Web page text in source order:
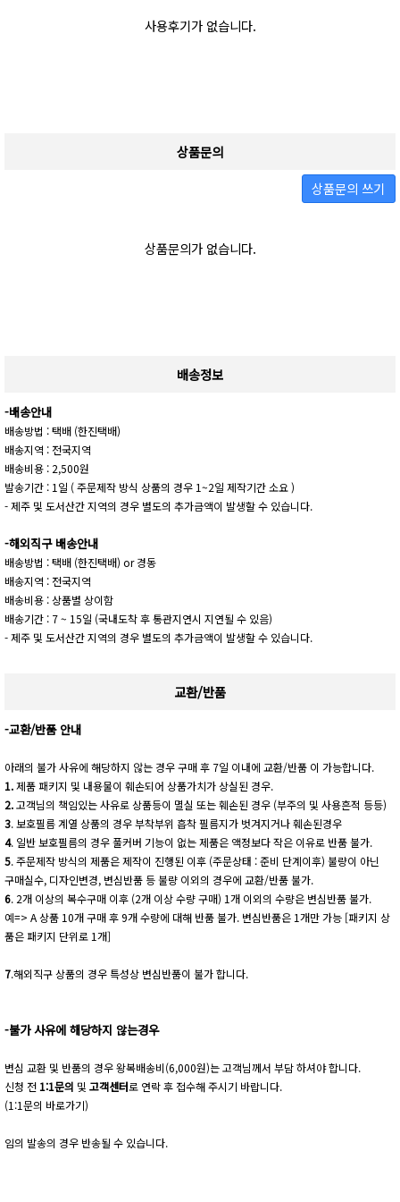
사용후기가 없습니다.
상품문의
상품문의 쓰기
상품문의가 없습니다.
배송정보
-배송안내
배송방법 : 택배 (한진택배)
배송지역 : 전국지역
배송비용 : 2,500원
발송기간 : 1일 ( 주문제작 방식 상품의 경우 1~2일 제작기간 소요 )
- 제주 및 도서산간 지역의 경우 별도의 추가금액이 발생할 수 있습니다.
-해외직구 배송안내
배송방법 : 택배 (한진택배) or 경동
배송지역 : 전국지역
배송비용 : 상품별 상이함
배송기간 : 7 ~ 15일 (국내도착 후 통관지연시 지연될 수 있음)
- 제주 및 도서산간 지역의 경우 별도의 추가금액이 발생할 수 있습니다.
교환/반품
-교환/반품 안내
아래의 불가 사유에 해당하지 않는 경우 구매 후 7일 이내에 교환/반품 이 가능합니다.
1.제품 패키지 및 내용물이 훼손되어 상품가치가 상실된 경우.
2.고객님의 책임있는 사유로 상품등이 멸실 또는 훼손된 경우 (부주의 및 사용흔적 등등)
3. 보호필름 계열 상품의 경우 부착부위 흡착 필름지가 벗겨지거나 훼손된경우
4. 일반 보호필름의 경우 풀커버 기능이 없는 제품은 액정보다 작은 이유로 반품 불가.
5. 주문제작 방식의 제품은 제작이 진행된 이후 (주문상태 : 준비 단계이후) 불량이 아닌
구매실수, 디자인변경, 변심반품 등 불량 이외의 경우에 교환/반품 불가.
6. 2개 이상의 복수구매 이후 (2개 이상 수량 구매) 1개 이외의 수량은 변심반품 불가.
예=> A 상품 10개 구매 후 9개 수량에 대해 반품 불가. 변심반품은 1개만 가능 [패키지 상
품은 패키지 단위로 1개]
7.해외직구 상품의 경우 특성상 변심반품이 불가 합니다.
-불가 사유에 해당하지 않는경우
변심 교환 및 반품의 경우 왕복배송비(6,000원)는 고객님께서 부담 하셔야 합니다.
신청 전 1:1문의 및 고객센터로 연락 후 접수해 주시기 바랍니다.
(1:1문의 바로가기)
임의 발송의 경우 반송될 수 있습니다.